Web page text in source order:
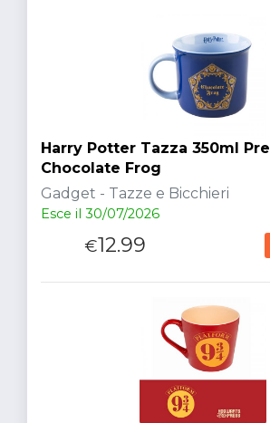
Harry Potter Tazza 350ml
Chocolate Frog
Gadget - Tazze e Bicchieri
Esce il 30/07/2026
€12.99